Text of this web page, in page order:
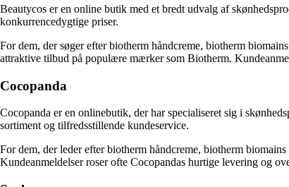
Beautycos er en online butik med et bredt udvalg af
konkurrencedygtige priser.
For dem, der søger efter biotherm håndcreme, biotherm
attraktive tilbud på populære mærker som Biotherm.
Cocopanda
Cocopanda er en onlinebutik, der har specialiseret sig i
sortiment og tilfredsstillende kundeservice.
For dem, der leder efter biotherm håndcreme, biotherm
Kundeanmeldelser roser ofte Cocopandas hurtige levering og